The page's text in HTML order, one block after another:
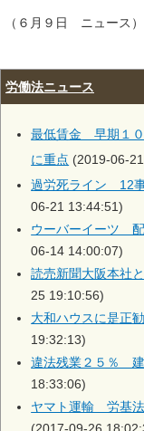
（６月９日 ニュース）
労働法ニュース
最低賃金 早期１
に重点 (2019-06-
過労死ライン 12
06-21 13:44:51)
ウーバーイーツ
06-14 14:00:07)
読売新聞大阪本社
25 19:10:56)
大和ハウスに是正
19:32:13)
違法残業２５％ 建
18:33:06)
ヤマト運輸 労基